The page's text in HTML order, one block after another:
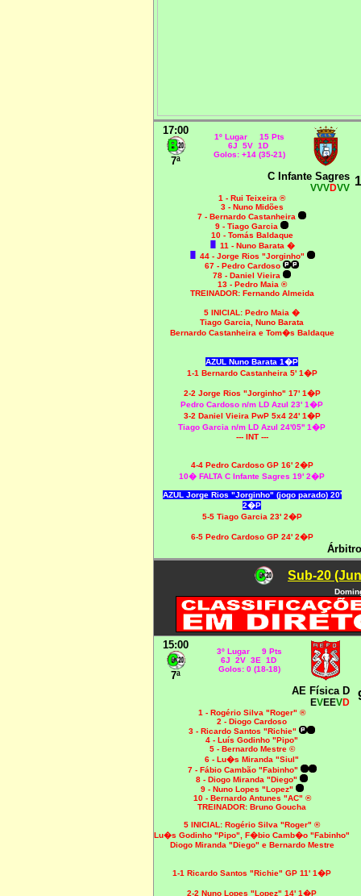
17:00
7ª
1º Lugar 15 Pts
6J 5V 1D
Golos: +14 (35-21)
C Infante Sagres
VVVDVV
1 - Rui Teixeira ®
3 - Nuno Midões
7 - Bernardo Castanheira
9 - Tiago Garcia
10 - Tomás Baldaque
11 - Nuno Barata �
44 - Jorge Rios "Jorginho"
67 - Pedro Cardoso
78 - Daniel Vieira
13 - Pedro Maia ®
TREINADOR: Fernando Almeida
5 INICIAL: Pedro Maia �
Tiago Garcia, Nuno Barata
Bernardo Castanheira e Tom�s Baldaque
AZUL Nuno Barata 1�P
1-1 Bernardo Castanheira 5' 1�P
2-2 Jorge Rios "Jorginho" 17' 1�P
Pedro Cardoso n/m LD Azul 23' 1�P
3-2 Daniel Vieira PwP 5x4 24' 1�P
Tiago Garcia n/m LD Azul 24'05'' 1�P
--- INT ---
4-4 Pedro Cardoso GP 16' 2�P
10� FALTA C Infante Sagres 19' 2�P
AZUL Jorge Rios "Jorginho" (jogo parado) 20'
2�P
5-5 Tiago Garcia 23' 2�P
6-5 Pedro Cardoso GP 24' 2�P
Sub-20
15:00
7ª
3º Lugar 9 Pts
6J 2V 3E 1D
Golos: 0 (18-18)
AE Física D
EVEEVD
1 - Rogério Silva "Roger" ®
2 - Diogo Cardoso
3 - Ricardo Santos "Richie"
4 - Luís Godinho "Pipo"
5 - Bernardo Mestre ©
6 - Lu�s Miranda "Siul"
7 - Fábio Cambão "Fabinho"
8 - Diogo Miranda "Diego"
9 - Nuno Lopes "Lopez"
10 - Bernardo Antunes "AC" ®
TREINADOR: Bruno Goucha
5 INICIAL: Rogério Silva "Roger" ®
Lu�s Godinho "Pipo", F�bio Camb�o "Fabinho"
Diogo Miranda "Diego" e Bernardo Mestre
1-1 Ricardo Santos "Richie" GP 11' 1�P
2-2 Nuno Lopes "Lopez" 14' 1�P